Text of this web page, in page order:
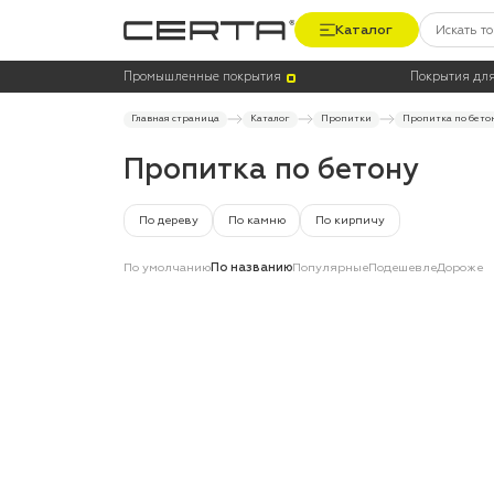
Каталог
Промышленные покрытия Покрытия
Главная страница Каталог Пропитки Пропитка по
Пропитка по бетону
По дереву По камню По кирпичу
Цвет
По умолчаниюПо названиюПопулярныеПодешевлеДороже